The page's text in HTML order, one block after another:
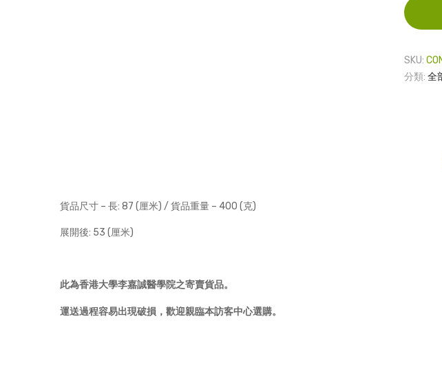
SKU:
分類: 全
貨品尺寸 – 長: 87 (厘米) / 貨品重量 – 400 (克)
展開後: 53 (厘米)
此為香港大學李嘉誠醫學院之寄賣貨品。
運送過程容易出現破損，歡迎親臨本訪客中心選購。